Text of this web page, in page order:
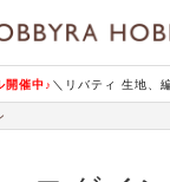
開催中♪ ＼リバティ 生地、